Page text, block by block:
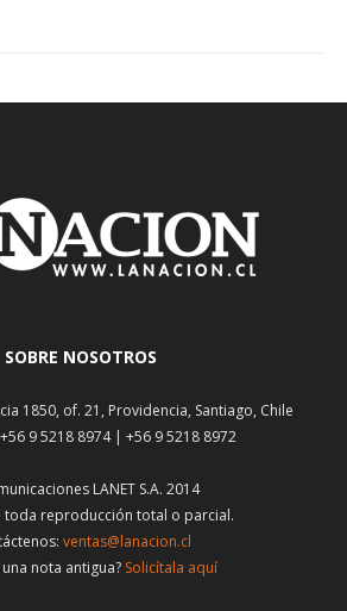
SOBRE NOSOTROS
1850, of. 21, Providencia, Santiago, Chile
9 5218 8974 | +56 9 5218 8972
LANET S.A. 2014
toda reproducción total o parcial.
ventas@lanacion.cl
una nota antigua? Solicítala aquí